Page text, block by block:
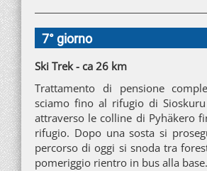
7° giorno
Ski Trek - ca 26 km
Trattamento di pensione
sciamo fino al rifugio di
attraverso le colline di Pyhäkero
rifugio. Dopo una sosta si
percorso di oggi si snoda tra
pomeriggio rientro in bus alla base.